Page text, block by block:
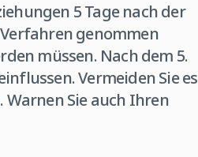
5 Tage nach der
genommen
müssen. Nach dem 5.
Vermeiden Sie es
Sie auch Ihren